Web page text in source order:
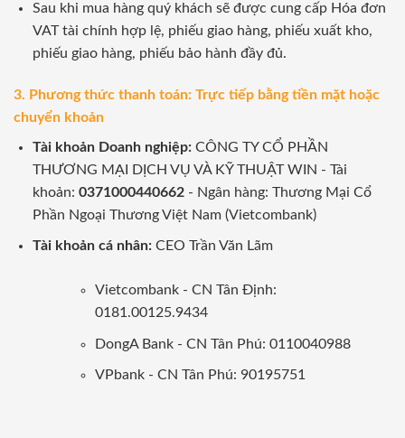
Sau khi mua hàng quý khách sẽ được cung cấp Hóa đơn
VAT tài chính hợp lệ, phiếu giao hàng, phiếu xuất kho,
phiếu giao hàng, phiếu bảo hành đầy đủ.
3. Phương thức thanh toán: Trực tiếp bằng tiền mặt hoặc
chuyển khoản
Tài khoản Doanh nghiệp:CÔNG TY CỔ PHẦN
THƯƠNG MẠI DỊCH VỤ VÀ KỸ THUẬT WIN - Tài
khoản: 0371000440662- Ngân hàng: Thương Mại Cổ
Phần Ngoại Thương Việt Nam (Vietcombank)
Tài khoản cá nhân: CEO Trần Văn Lãm
Vietcombank - CN Tân Định:
0181.00125.9434
DongA Bank - CN Tân Phú: 0110040988
VPbank - CN Tân Phú: 90195751